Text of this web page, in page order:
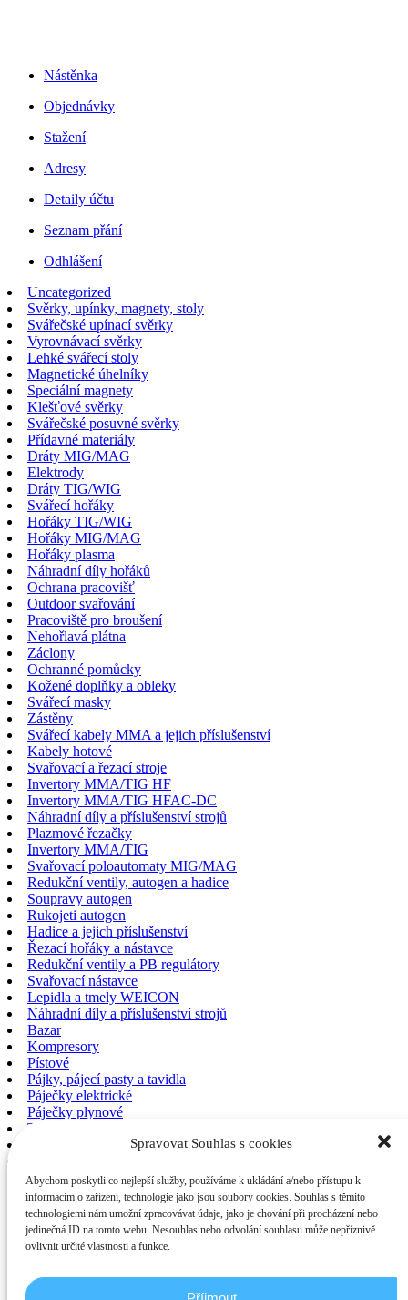
Spravovat Souhlas s cookies
Abychom poskytli co nejlepší služby, používáme k ukládání a/nebo přístupu k
informacím o zařízení, technologie jako jsou soubory cookies. Souhlas s těmito
technologiemi nám umožní zpracovávat údaje, jako je chování při procházení nebo
jedinečná ID na tomto webu. Nesouhlas nebo odvolání souhlasu může nepříznivě
ovlivnit určité vlastnosti a funkce.
Nástěnka
Objednávky
Stažení
Adresy
Detaily účtu
Seznam přání
Odhlášení
Uncategorized
Svěrky, upínky, magnety, stoly
Svářečské upínací svěrky
Vyrovnávací svěrky
Lehké svářecí stoly
Magnetické úhelníky
Speciální magnety
Klešťové svěrky
Svářečské posuvné svěrky
Přídavné materiály
Dráty MIG/MAG
Elektrody
Dráty TIG/WIG
Svářecí hořáky
Hořáky TIG/WIG
Hořáky MIG/MAG
Hořáky plasma
Náhradní díly hořáků
Ochrana pracovišť
Outdoor svařování
Pracoviště pro broušení
Nehořlavá plátna
Záclony
Ochranné pomůcky
Kožené doplňky a obleky
Svářecí masky
Zástěny
Svářecí kabely MMA a jejich příslušenství
Kabely hotové
Svařovací a řezací stroje
Invertory MMA/TIG HF
Invertory MMA/TIG HFAC-DC
Náhradní díly a příslušenství strojů
Plazmové řezačky
Invertory MMA/TIG
Svařovací poloautomaty MIG/MAG
Redukční ventily, autogen a hadice
Soupravy autogen
Rukojeti autogen
Hadice a jejich příslušenství
Řezací hořáky a nástavce
Redukční ventily a PB regulátory
Svařovací nástavce
Lepidla a tmely WEICON
Náhradní díly a příslušenství strojů
Bazar
Kompresory
Pístové
Pájky, pájecí pasty a tavidla
Páječky elektrické
Páječky plynové
Tavidla a pasty
Rotační
Chemie
Pilové pásy
PB opalovací a ohřívací hořáky a topidla
Hořáky
Indukční
Centrátory a plynové komory